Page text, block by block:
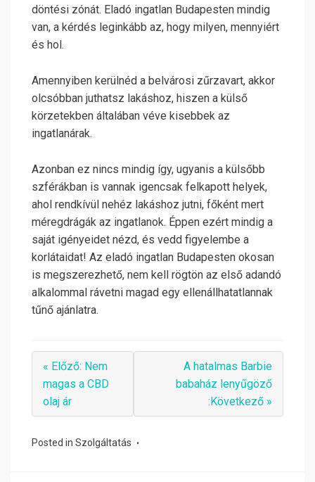
döntési zónát. Eladó ingatlan Budapesten mindig
van, a kérdés leginkább az, hogy milyen, mennyiért
és hol.
Amennyiben kerülnéd a belvárosi zűrzavart, akkor
olcsóbban juthatsz lakáshoz, hiszen a külső
körzetekben általában véve kisebbek az
ingatlanárak.
Azonban ez nincs mindig így, ugyanis a külsőbb
szférákban is vannak igencsak felkapott helyek,
ahol rendkívül nehéz lakáshoz jutni, főként mert
méregdrágák az ingatlanok. Éppen ezért mindig a
saját igényeidet nézd, és vedd figyelembe a
korlátaidat! Az eladó ingatlan Budapesten okosan
is megszerezhető, nem kell rögtön az első adandó
alkalommal rávetni magad egy ellenállhatatlannak
tűnő ajánlatra.
« Előző: Nem
magas a CBD
olaj ár
A hatalmas Barbie
babaház lenyűgöző
:Következő »
Posted in Szolgáltatás